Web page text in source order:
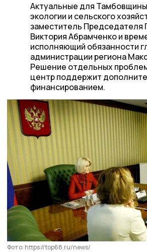
Актуальные для
экологии и сельского
заместитель Председателя
Виктория Абрамченко и
исполняющий обязанности
администрации региона
Решение отдельных
центр поддержит
финансированием.
Фото: https://top68.ru/news/